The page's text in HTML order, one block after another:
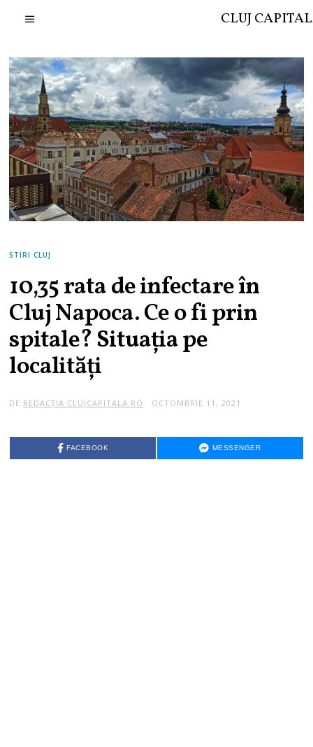
CLUJ
STIRI CLUJ
10,35 rata de infectare în
Cluj Napoca. Ce o fi prin
spitale? Situația pe
localități
DE REDACȚIA CLUJCAPITALA.RO OCTOMBRIE 11, 2021
FACEBOOK MESSENGER